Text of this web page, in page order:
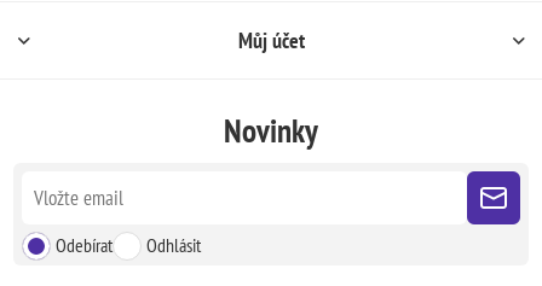
Můj účet
Novinky
Odebírat Odhlásit